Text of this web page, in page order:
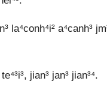
la⁴conh⁴i² a⁴canh³
jian³ jan³ jian³⁴.